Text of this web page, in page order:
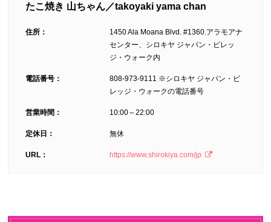
たこ焼き 山ちゃん／takoyaki yama chan
住所：
1450 Ala Moana Blvd. #1360.アラモアナ
センター、シロキヤ ジャパン・ビレッ
ジ・ウォーク内
電話番号：
808-973-9111 ※シロキヤ ジャパン・ビ
レッジ・ウォークの電話番号
営業時間： 10:00～22:00
定休日： 無休
URL： https://www.shirokiya.com/jp